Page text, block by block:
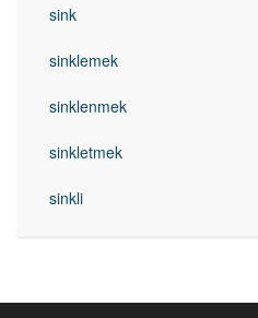
sink
sinklemek
sinklenmek
sinkletmek
sinkli